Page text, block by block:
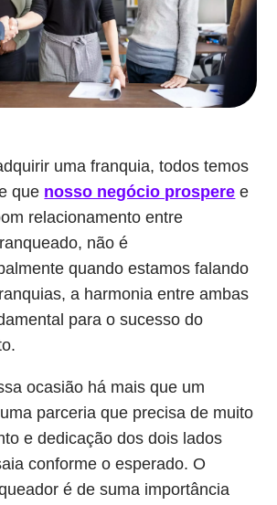
uma franquia, todos temos
que nosso negócio prospere e
relacionamento entre
não é
quando estamos falando
a harmonia entre ambas
para o sucesso do
ocasião há mais que um
parceria que precisa de muito
e dedicação dos dois lados
conforme o esperado. O
é de suma importância